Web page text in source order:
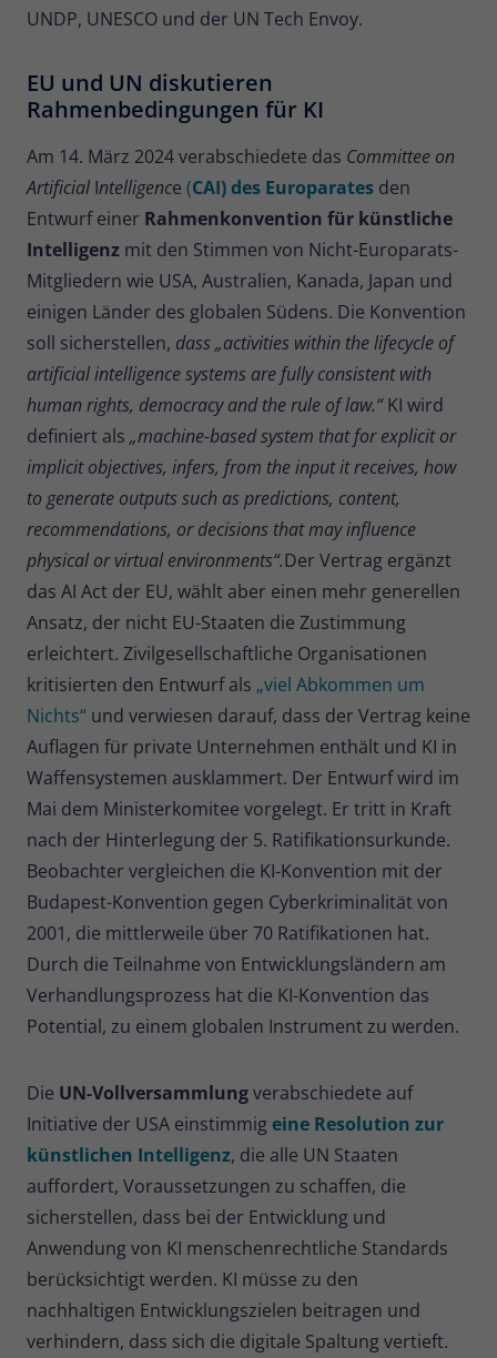
UNDP, UNESCO und der UN Tech Envoy.
EU und UN diskutieren
Rahmenbedingungen für KI
Am 14. März 2024 verabschiedete das Committee on
Artificial Intelligence (CAI) des Europarates den
Entwurf einer Rahmenkonvention für künstliche
Intelligenz mit den Stimmen von Nicht-Europarats-
Mitgliedern wie USA, Australien, Kanada, Japan und
einigen Länder des globalen Südens. Die Konvention
soll sicherstellen, dass „activities within the lifecycle of
artificial intelligence systems are fully consistent with
human rights, democracy and the rule of law.“KI wird
definiert als „machine-based system that for explicit or
implicit objectives, infers, from the input it receives, how
to generate outputs such as predictions, content,
recommendations, or decisions that may influence
physical or virtual environments“.Der Vertrag ergänzt
das AI Act der EU, wählt aber einen mehr generellen
Ansatz, der nicht EU-Staaten die Zustimmung
erleichtert. Zivilgesellschaftliche Organisationen
kritisierten den Entwurf als „viel Abkommen um
Nichts“ und verwiesen darauf, dass der Vertrag keine
Auflagen für private Unternehmen enthält und KI in
Waffensystemen ausklammert. Der Entwurf wird im
Mai dem Ministerkomitee vorgelegt. Er tritt in Kraft
nach der Hinterlegung der 5. Ratifikationsurkunde.
Beobachter vergleichen die KI-Konvention mit der
Budapest-Konvention gegen Cyberkriminalität von
2001, die mittlerweile über 70 Ratifikationen hat.
Durch die Teilnahme von Entwicklungsländern am
Verhandlungsprozess hat die KI-Konvention das
Potential, zu einem globalen Instrument zu werden.
Die UN-Vollversammlungverabschiedete auf
Initiative der USA einstimmigeine Resolution zur
künstlichen Intelligenz, die alle UN Staaten
auffordert, Voraussetzungen zu schaffen, die
sicherstellen, dass bei der Entwicklung und
Anwendung von KI menschenrechtliche Standards
berücksichtigt werden. KI müsse zu den
nachhaltigen Entwicklungszielen beitragen und
verhindern, dass sich die digitale Spaltung vertieft.
Kurzlebige Cookies, die zur
vorübergehenden Speicherung von
Daten für den Besuch verwendet
werden.